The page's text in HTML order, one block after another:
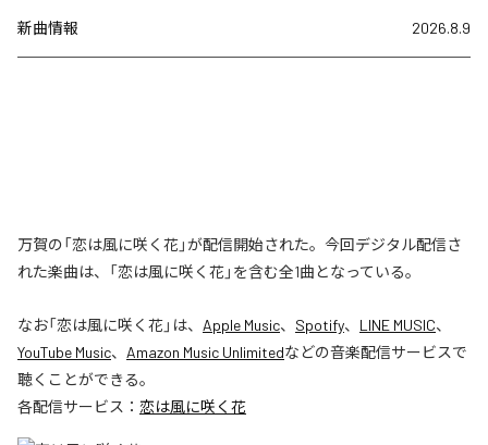
新曲情報 2026.8.9
万賀の「恋は風に咲く花」が配信開始された。今回デジタル配信さ
れた楽曲は、「恋は風に咲く花」を含む全1曲となっている。
なお「恋は風に咲く花」は、 Apple Music、 Spotify、 LINE MUSIC、
YouTube Music、 Amazon Music Unlimitedなどの音楽配信サービスで
聴くことができる。
各配信サービス： 恋は風に咲く花